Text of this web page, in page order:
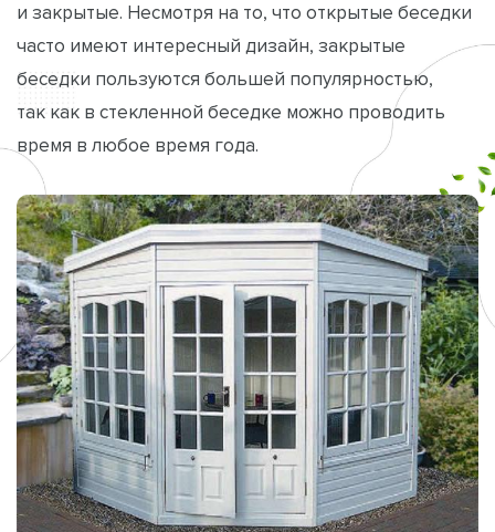
и закрытые. Несмотря на то, что открытые беседки
часто имеют интересный дизайн, закрытые
беседки пользуются большей популярностью,
так как в стекленной беседке можно проводить
время в любое время года.